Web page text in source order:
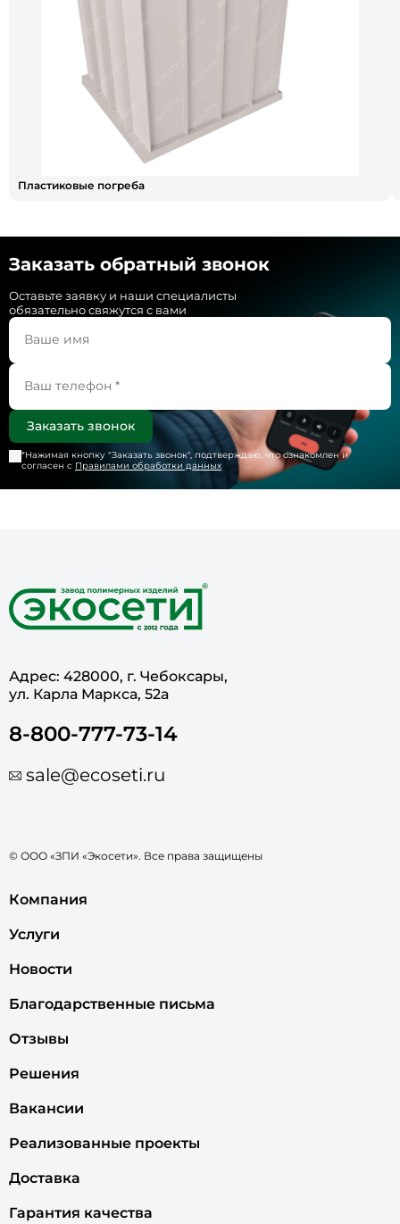
Пластиковые погреба
Заказать обратный звонок
Оставьте заявку и наши специалисты
обязательно свяжутся с вами
*Нажимая кнопку "Заказать звонок", подтверждаю, что ознакомлен и
согласен с Правилами обработки данных
Адрес: 428000, г. Чебоксары,
ул. Карла Маркса, 52а
8-800-777-73-14
sale@ecoseti.ru
© ООО «ЗПИ «Экосети». Все права защищены
Компания
Услуги
Новости
Благодарственные письма
Отзывы
Решения
Вакансии
Реализованные проекты
Доставка
Гарантия качества